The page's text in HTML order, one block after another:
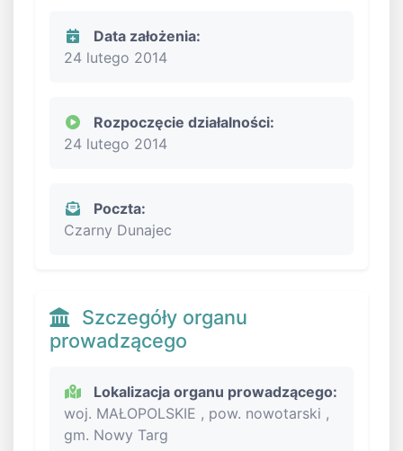
Data założenia:
24 lutego 2014
Rozpoczęcie działalności:
24 lutego 2014
Poczta:
Czarny Dunajec
Szczegóły organu
prowadzącego
Lokalizacja organu prowadzącego:
woj. MAŁOPOLSKIE , pow. nowotarski ,
gm. Nowy Targ